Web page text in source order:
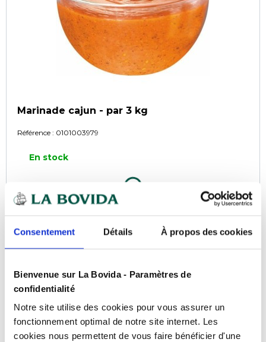
Consentement Détails À propos des cookies
Bienvenue sur La Bovida - Paramètres de
confidentialité
Notre site utilise des cookies pour vous assurer un
fonctionnement optimal de notre site internet. Les
cookies nous permettent de vous faire bénéficier d'une
Marinade cajun - par 3 kg
Référence : 0101003979
En stock